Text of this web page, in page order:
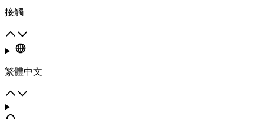
接觸
繁體中文